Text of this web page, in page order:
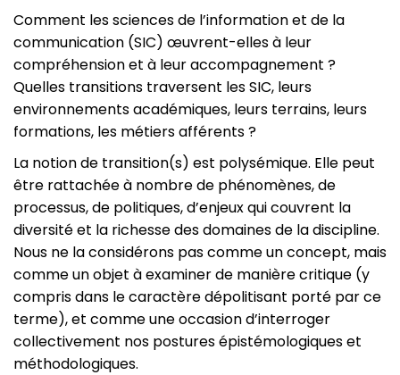
Comment les sciences de l’information et de la
communication (SIC) œuvrent-elles à leur
compréhension et à leur accompagnement ?
Quelles transitions traversent les SIC, leurs
environnements académiques, leurs terrains, leurs
formations, les métiers afférents ?
La notion de transition(s) est polysémique. Elle peut
être rattachée à nombre de phénomènes, de
processus, de politiques, d’enjeux qui couvrent la
diversité et la richesse des domaines de la discipline.
Nous ne la considérons pas comme un concept, mais
comme un objet à examiner de manière critique (y
compris dans le caractère dépolitisant porté par ce
terme), et comme une occasion d’interroger
collectivement nos postures épistémologiques et
méthodologiques.